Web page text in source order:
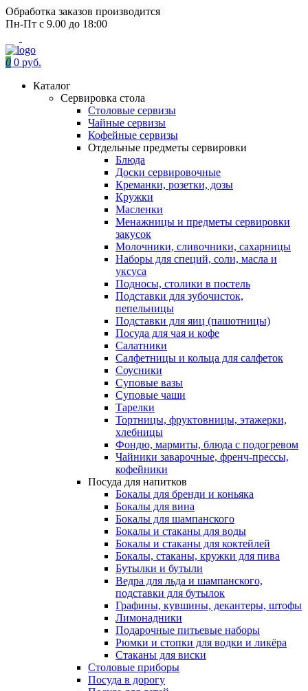
Обработка заказов производится
Пн-Пт с 9.00 до 18:00
0 0 руб.
Каталог
Сервировка стола
Столовые сервизы
Чайные сервизы
Кофейные сервизы
Отдельные предметы сервировки
Блюда
Доски сервировочные
Креманки, розетки, дозы
Кружки
Масленки
Менажницы и предметы сервировки
закусок
Молочники, сливочники, сахарницы
Наборы для специй, соли, масла и
уксуса
Подносы, столики в постель
Подставки для зубочисток,
пепельницы
Подставки для яиц (пашотницы)
Посуда для чая и кофе
Салатники
Салфетницы и кольца для салфеток
Соусники
Суповые вазы
Суповые чаши
Тарелки
Тортницы, фруктовницы, этажерки,
хлебницы
Фондю, мармиты, блюда с подогревом
Чайники заварочные, френч-прессы,
кофейники
Посуда для напитков
Бокалы для бренди и коньяка
Бокалы для вина
Бокалы для шампанского
Бокалы и стаканы для воды
Бокалы и стаканы для коктейлей
Бокалы, стаканы, кружки для пива
Бутылки и бутыли
Ведра для льда и шампанского,
подставки для бутылок
Графины, кувшины, декантеры, штофы
Лимонадники
Подарочные питьевые наборы
Рюмки и стопки для водки и ликёра
Стаканы для виски
Столовые приборы
Посуда в дорогу